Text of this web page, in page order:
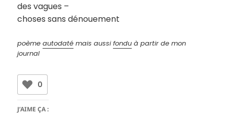
des vagues –
choses sans dénouement
poèmeautodaté mais aussifondu à partir de mon
journal
0
J’AIME ÇA :